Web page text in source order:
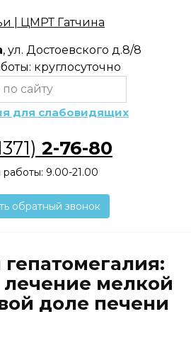
, ул. Достоевского д.8/8
круглосуточно
для слабовидящих
2-76-80
9.00-21.00
обратный звонок
мелкой
доле печени